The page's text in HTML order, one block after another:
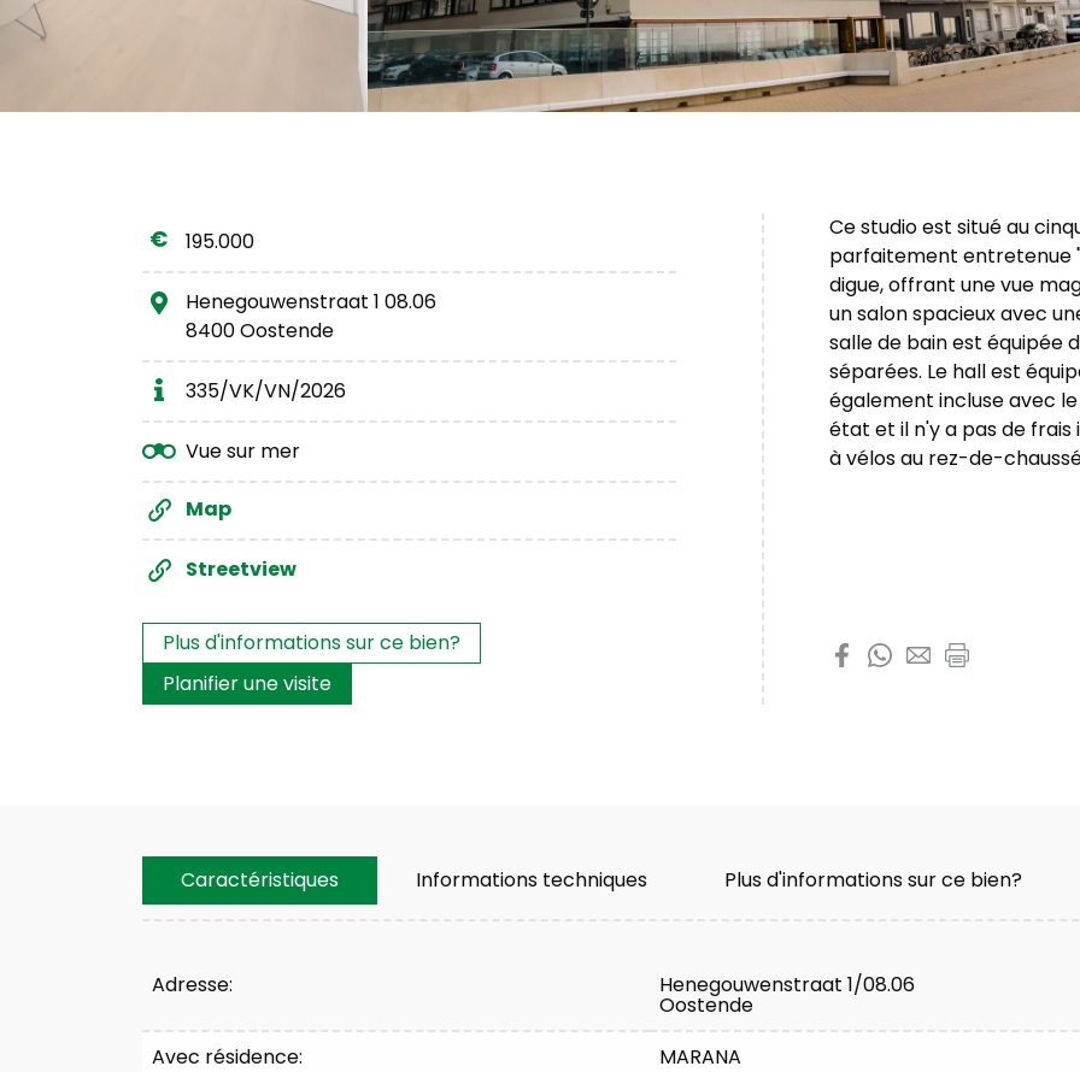
195.000
Henegouwenstraat 1 08.06
8400 Oostende
335/VK/VN/2026
Vue sur mer
Map
Streetview
Les intérêts?
Plus d'informations sur ce bien?
Planifier une visite
Ce studio est situé au
parfaitement entretenue
digue, offrant une vue
un salon spacieux avec
salle de bain est équipée
séparées. Le hall est
également incluse avec
état et il n'y a pas de frais
à vélos au rez-de-
Partager cette
Caractéristiques Informations techniques Plus d'informations sur ce bien?
Caractéristiques
Adresse: Henegouwenstraat 1/08.06
Oostende
Avec résidence:
MARANA